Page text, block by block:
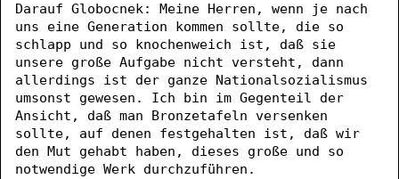
Darauf Globocnek: Meine Herren, wenn je nach
uns eine Generation kommen sollte, die so
schlapp und so knochenweich ist, daß sie
unsere große Aufgabe nicht versteht, dann
allerdings ist der ganze Nationalsozialismus
umsonst gewesen. Ich bin im Gegenteil der
Ansicht, daß man Bronzetafeln versenken
sollte, auf denen festgehalten ist, daß wir
den Mut gehabt haben, dieses große und so
notwendige Werk durchzuführen.